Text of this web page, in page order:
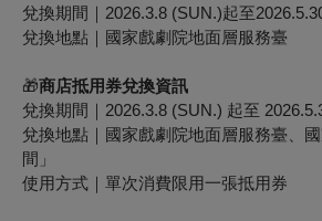
兌換期間｜2026.3.8 (SUN.)起至
兌換地點｜國家戲劇院地面層服務臺
🎁商店抵用券兌換資訊
兌換期間｜2026.3.8 (SUN.) 起至
兌換地點｜國家戲劇院地面層服務臺、
間」
使用方式｜單次消費限用一張抵用券